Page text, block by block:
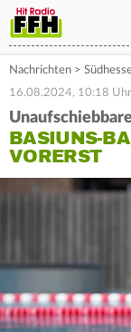
Nachrichten >
16.08.2024, 10:18 Uhr
BASIUNS-
ORERST